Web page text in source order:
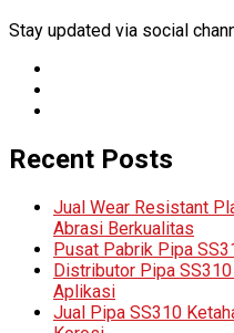
Stay updated via social
Recent Posts
Jual Wear Resistant
Abrasi Berkualitas
Pusat Pabrik Pipa
Distributor Pipa
Aplikasi
Jual Pipa SS310